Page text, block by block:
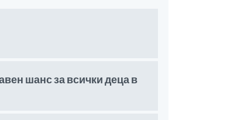
шанс за всички деца в